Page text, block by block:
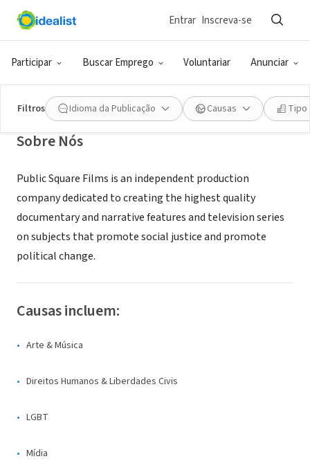
Participar Buscar Emprego Voluntariar Anunciar
Entrar Inscreva-se
Filtros Idioma da Publicação Causas Tipo
ONG (SETOR SOCIAL)
Public Square Films
Sobre Nós
Public Square Films is an independent production
company dedicated to creating the highest quality
documentary and narrative features and television series
on subjects that promote social justice and promote
political change.
Causas incluem:
Arte & Música
Direitos Humanos & Liberdades Civis
LGBT
Mídia